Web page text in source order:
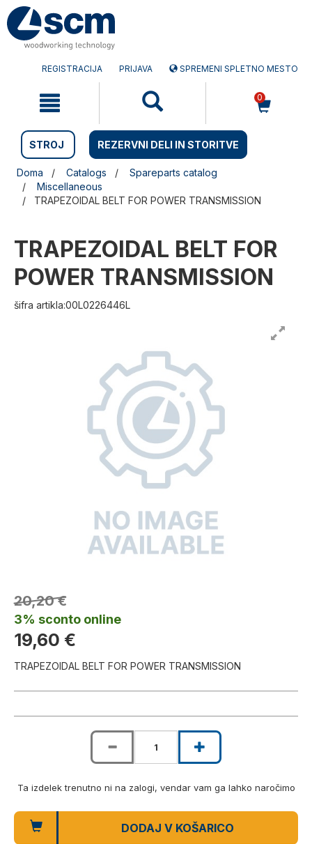
Preskočite
na
vsebino
Preskočite
na
navigacijski
REGISTRACIJA PRIJAVA SPREMENI SPLETNO MESTO
0
STROJ REZERVNI DELI IN STORITVE
Doma Catalogs
Spareparts catalog
Miscellaneous
TRAPEZOIDAL BELT FOR POWER TRANSMISSION
TRAPEZOIDAL BELT FOR
POWER TRANSMISSION
šifra artikla:00L0226446L
20,20 €
3% sconto online
19,60 €
TRAPEZOIDAL BELT FOR POWER TRANSMISSION
Ta izdelek trenutno ni na zalogi, vendar vam ga lahko naročimo
DODAJ V KOŠARICO